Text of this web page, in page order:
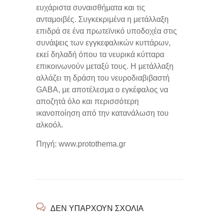
ευχάριστα συναισθήματα και τις
ανταμοιβές. Συγκεκριμένα η μετάλλαξη
επιδρά σε ένα πρωτεϊνικό υποδοχέα στις
συνάψεις των εγγκεφαλικών κυττάρων,
εκεί δηλαδή όπου τα νευρικά κύτταρα
επικοινωνούν μεταξύ τους. Η μετάλλαξη
αλλάζει τη δράση του νευροδιαβιβαστή
GABA, με αποτέλεσμα ο εγκέφαλος να
αποζητά όλο και περισσότερη
ικανοποίηση από την κατανάλωση του
αλκοόλ.
Πηγή: www.protothema.gr
ΔΕΝ ΥΠΆΡΧΟΥΝ ΣΧΌΛΙΑ